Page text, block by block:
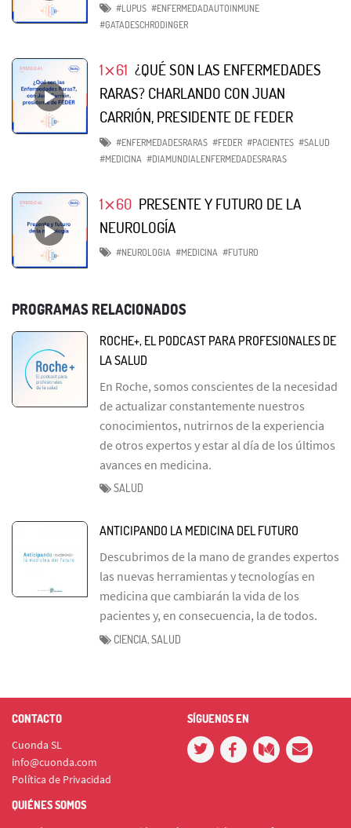
#LUPUS #ENFERMEDADAUTOINMUNE
#GATADESCHRODINGER
1⨯61 ¿QUÉ SON LAS ENFERMEDADES
RARAS? CHARLANDO CON JUAN
CARRIÓN, PRESIDENTE DE FEDER
#ENFERMEDADESRARAS #FEDER #PACIENTES #SALUD
#MEDICINA #DIAMUNDIALENFERMEDADESRARAS
1⨯60 PRESENTE Y FUTURO DE LA
NEUROLOGÍA
#NEUROLOGIA #MEDICINA #FUTURO
PROGRAMAS RELACIONADOS
ROCHE+, EL PODCAST PARA PROFESIONALES DE
LA SALUD
En Roche, somos conscientes de la necesidad
de actualizar constantemente nuestros
conocimientos, nutrirnos de la experiencia
de otros expertos y estar al día de los últimos
avances en medicina.
SALUD
ANTICIPANDO LA MEDICINA DEL FUTURO
Descubrimos de la mano de grandes expertos
las nuevas herramientas y tecnologías en
medicina que cambiarán la vida de los
pacientes y, en consecuencia, la de todos.
CIENCIA, SALUD
CONTACTO
Cuonda SL
info@cuonda.com
Política de Privacidad
SÍGUENOS EN
QUIÉNES SOMOS